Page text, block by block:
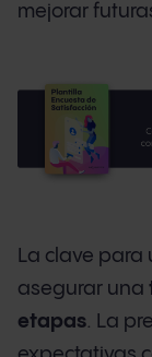
mejorar
La clave para
asegurar una
etapas. La